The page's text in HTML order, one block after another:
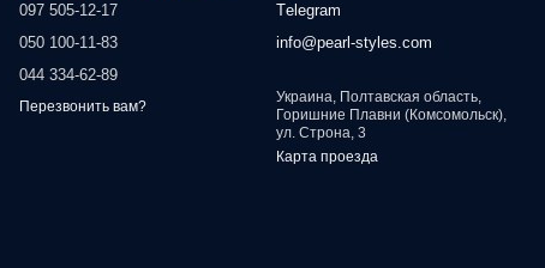
097 505-12-17
050 100-11-83
044 334-62-89
Перезвонить вам?
Тelegram
info@pearl-styles.com
Украина, Полтавская область,
Горишние Плавни (Комсомольск),
ул. Строна, 3
Карта проезда